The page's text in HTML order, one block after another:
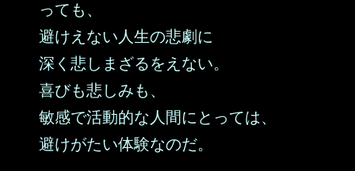
っても、
避けえない人生の悲劇に
深く悲しまざるをえない。
喜びも悲しみも、
敏感で活動的な人間にとっては、
避けがたい体験なのだ。